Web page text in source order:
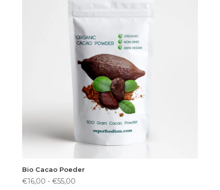
Bio Cacao Poeder
€16,00 - €55,00Prijsklasse: